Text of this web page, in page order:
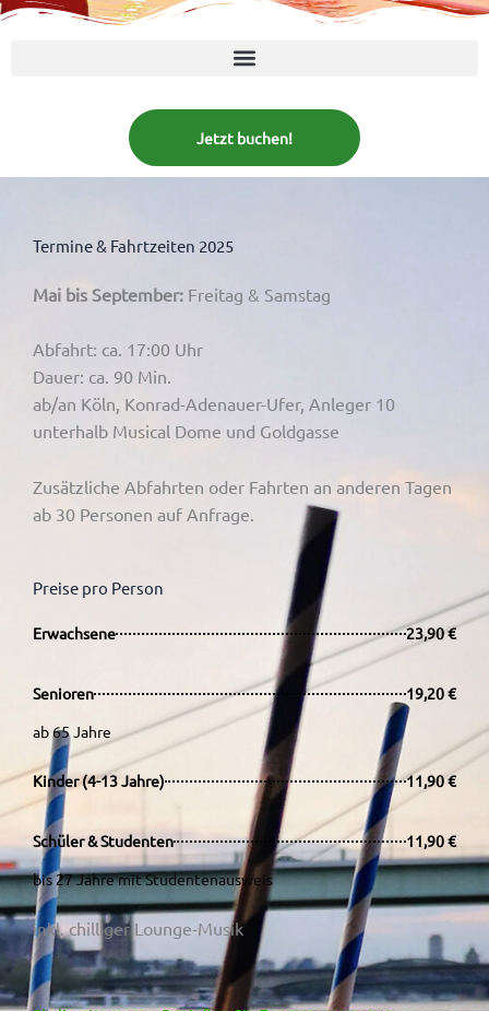
Jetzt buchen!
Termine & Fahrtzeiten 2025
Mai bis September: Freitag & Samstag
Abfahrt: ca. 17:00 Uhr
Dauer: ca. 90 Min.
ab/an Köln, Konrad-Adenauer-Ufer, Anleger 10
unterhalb Musical Dome und Goldgasse
Zusätzliche Abfahrten oder Fahrten an anderen Tagen
ab 30 Personen auf Anfrage.
Preise pro Person
Erwachsene 23,90 €
Senioren
19,20 €
ab 65 Jahre
Kinder (4-13 Jahre) 11,90 €
Schüler & Studenten
11,90 €
bis 27 Jahre mit Studentenausweis
inkl. chilliger Lounge-Musik